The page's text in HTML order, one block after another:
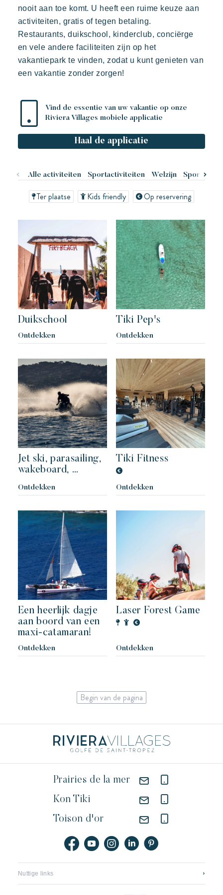
Prairies de la mer
Exotisch Vrolijk Onvergetelijk
uitzicht op Saint Tropez, een uitzonderlijke locatie.
Feestelijk Tropisch paradijs Ontsnap aan
Een idyllische omgeving direct gelegen aan het beroemde
strand van Pampelonne
Elegant Authentiek Vertrouwelijk
Een wild en kleurrijk paradijs
De villages sfeer
Beleef de Riviera
Uw volgende vakantie
Actieve vakantie
Deel in familie
Evenementen & festivals
Riviera Villages applicatie
Onze aanbiedingen
Boeken
nooit aan toe komt. U heeft een ruime keuze aan
activiteiten, gratis of tegen betaling.
Restaurants, duikschool, kinderclub, conciërge
en vele andere faciliteiten zijn op het
vakantiepark te vinden, zodat u kunt genieten van
een vakantie zonder zorgen!
Vind de essentie van uw vakantie op onze
Riviera Villages mobiele applicatie
Haal de applicatie
Alle activiteiten Sportactiviteiten Welzijn Sport
Ter plaatse Kids friendly Op reservering
Duikschool
Ontdekken
Tiki Pep's
Ontdekken
Jet ski, parasailing,
wakeboard, …
Ontdekken
Tiki Fitness
Ontdekken
Een heerlijk dagje
aan boord van een
maxi-catamaran!
Ontdekken
Laser Forest Game
Ontdekken
Begin van de pagina
Prairies de la mer
Kon Tiki
Toison d'or
Nuttige links